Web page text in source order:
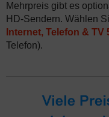
Mehrpreis gibt es
HD-Sendern. Wählen
Internet, Telefon & TV
Telefon).